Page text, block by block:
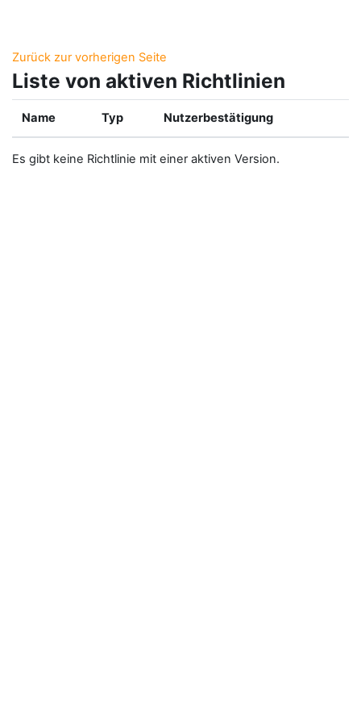
Zurück zur vorherigen Seite
Liste von aktiven Richtlinien
Name Typ Nutzerbestätigung
Es gibt keine Richtlinie mit einer aktiven Version.